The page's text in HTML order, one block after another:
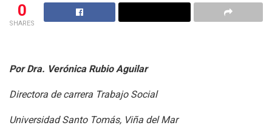
0
SHARES
Por Dra. Verónica Rubio Aguilar
Directora de carrera Trabajo Social
Universidad Santo Tomás, Viña del Mar